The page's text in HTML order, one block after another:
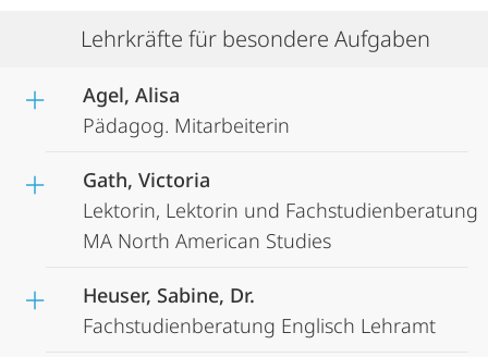
Lehrkräfte für besondere Aufgaben
Agel, Alisa
Pädagog. Mitarbeiterin
Gath, Victoria
Lektorin, Lektorin und Fachstudienberatung
MA North American Studies
Heuser, Sabine, Dr.
Fachstudienberatung Englisch Lehramt